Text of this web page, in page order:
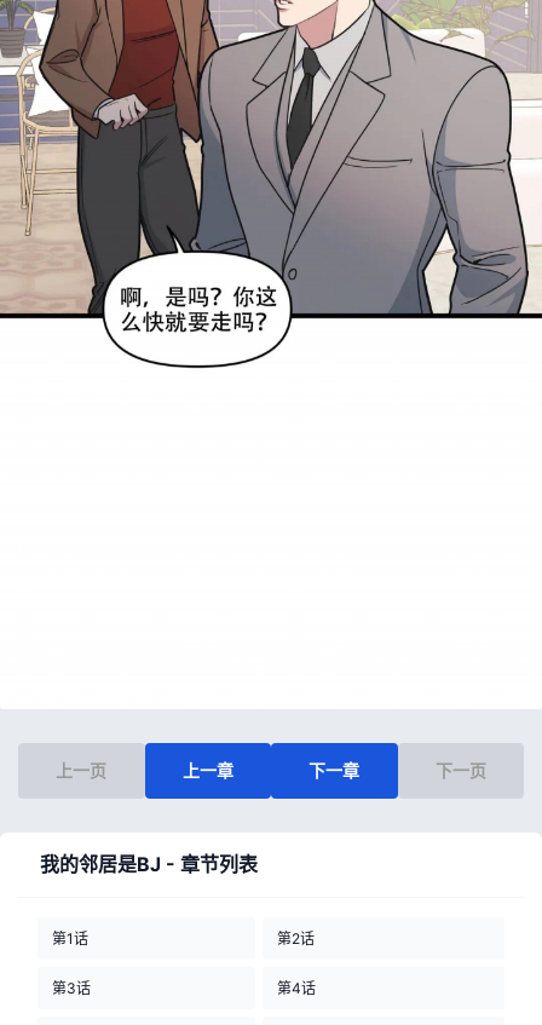
上一页 上一章 下一章 下一页
我的邻居是BJ - 章节列表
第1话 第2话
第3话 第4话